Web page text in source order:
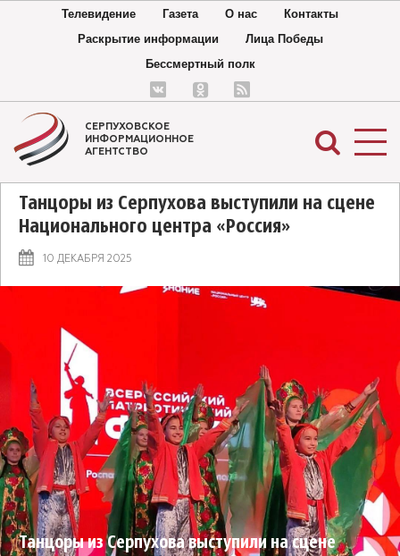
Телевидение Газета О нас
Контакты
Раскрытие информации
Лица Победы
Бессмертный полк
СЕРПУХОВСКОЕ
ИНФОРМАЦИОННОЕ
АГЕНТСТВО
Танцоры из Серпухова выступили на сцене
Национального центра «Россия»
10 ДЕКАБРЯ 2025
Танцоры из Серпухова выступили на сцене